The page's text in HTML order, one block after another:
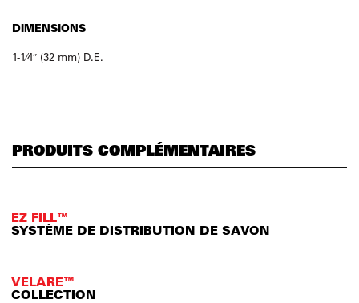
DIMENSIONS
1-1⁄4″ (32 mm) D.E.
PRODUITS COMPLÉMENTAIRES
EZ FILL™
SYSTÈME DE DISTRIBUTION DE SAVON
VELARE™
COLLECTION